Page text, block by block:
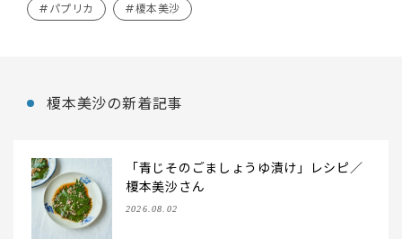
#パプリカ #榎本美沙
榎本美沙の新着記事
「青じそのごましょうゆ漬け」レシピ／
榎本美沙さん
2026.08.02